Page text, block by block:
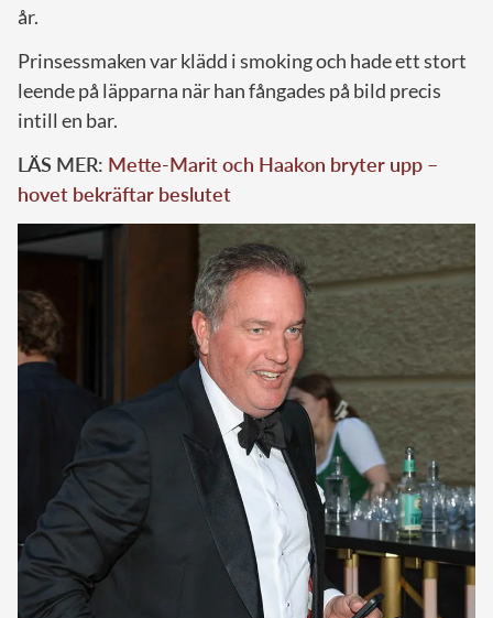
år.
Prinsessmaken var klädd i smoking och hade ett stort
leende på läpparna när han fångades på bild precis
intill en bar.
LÄS MER: Mette-Marit och Haakon bryter upp –
hovet bekräftar beslutet